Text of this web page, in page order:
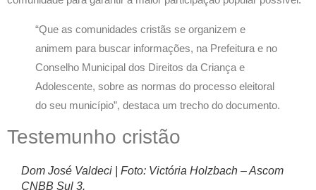
“Que as comunidades cristãs se organizem e
animem para buscar informações, na Prefeitura e no
Conselho Municipal dos Direitos da Criança e
Adolescente, sobre as normas do processo eleitoral
do seu município”, destaca um trecho do documento.
Testemunho cristão
Dom José Valdeci | Foto: Victória Holzbach – Ascom
CNBB Sul 3.